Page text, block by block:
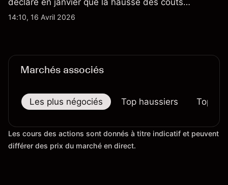
déclaré en janvier que la hausse des coûts
d'importation commençait à se répercuter sur
14:10, 16 Avril 2026
Marchés associés
Les plus négociés Top haussiers Top
Les cours des actions sont donnés à titre indicatif et peuvent
différer des prix du marché en direct.